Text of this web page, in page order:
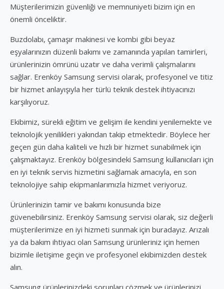
Müşterilerimizin güvenliği ve memnuniyeti bizim için en
önemli önceliktir.
Buzdolabı, çamaşır makinesi ve kombi gibi beyaz
eşyalarınızın düzenli bakımı ve zamanında yapılan tamirleri,
ürünlerinizin ömrünü uzatır ve daha verimli çalışmalarını
sağlar. Erenköy Samsung servisi olarak, profesyonel ve titiz
bir hizmet anlayışıyla her türlü teknik destek ihtiyacınızı
karşılıyoruz.
Ekibimiz, sürekli eğitim ve gelişim ile kendini yenilemekte ve
teknolojik yenilikleri yakından takip etmektedir. Böylece her
geçen gün daha kaliteli ve hızlı bir hizmet sunabilmek için
çalışmaktayız. Erenköy bölgesindeki Samsung kullanıcıları için
en iyi teknik servis hizmetini sağlamak amacıyla, en son
teknolojiye sahip ekipmanlarımızla hizmet veriyoruz.
Ürünlerinizin tamir ve bakımı konusunda bize
güvenebilirsiniz. Erenköy Samsung servisi olarak, siz değerli
müşterilerimize en iyi hizmeti sunmak için buradayız. Arızalı
ya da bakım ihtiyacı olan Samsung ürünleriniz için hemen
bizimle iletişime geçin ve profesyonel ekibimizden destek
alın.